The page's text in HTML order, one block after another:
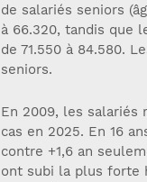
de salariés seniors
à 66.320, tandis que
de 71.550 à 84.580.
seniors.
En 2009, les
cas en 2025. En 16
contre +1,6 an
ont subi la plus forte